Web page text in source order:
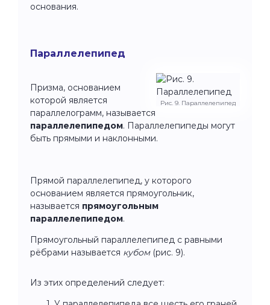
основания.
Параллелепипед
Рис. 9. Параллелепипед
Призма, основанием
которой является
параллелограмм, называется
параллелепипедом. Параллелепипеды могут
быть прямыми и наклонными.
Прямой параллелепипед, у которого
основанием является прямоугольник,
называется прямоугольным
параллелепипедом.
Прямоугольный параллелепипед с равными
рёбрами называется кубом (рис. 9).
Из этих определений следует: